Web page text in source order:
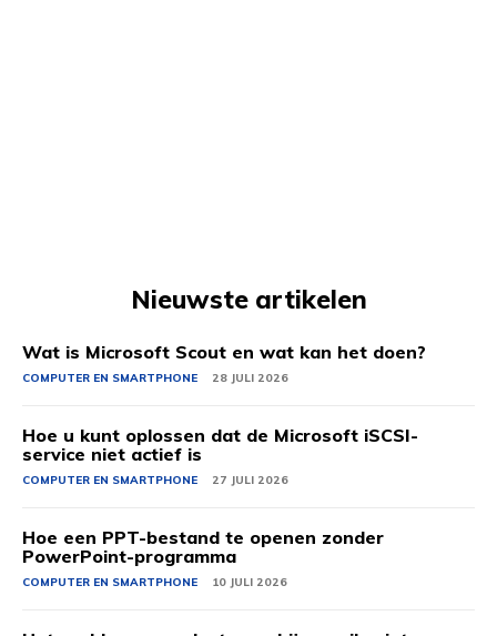
Nieuwste artikelen
Wat is Microsoft Scout en wat kan het doen?
COMPUTER EN SMARTPHONE 28 JULI 2026
Hoe u kunt oplossen dat de Microsoft iSCSI-
service niet actief is
COMPUTER EN SMARTPHONE 27 JULI 2026
Hoe een PPT-bestand te openen zonder
PowerPoint-programma
COMPUTER EN SMARTPHONE 10 JULI 2026